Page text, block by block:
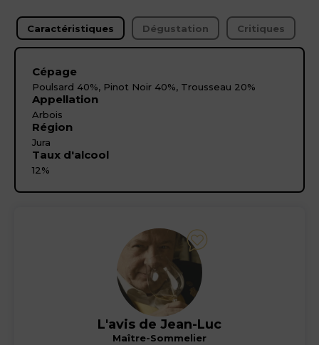
Caractéristiques Dégustation Critiques
Cépage
Poulsard 40%, Pinot Noir 40%, Trousseau 20%
Appellation
Arbois
Région
Jura
Taux d'alcool
12%
L'avis de Jean-Luc
Maître-Sommelier